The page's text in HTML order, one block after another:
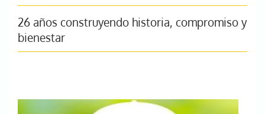
26 años construyendo historia, compromiso y
bienestar